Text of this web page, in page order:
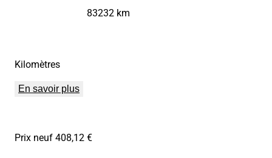
Kilomètres
83232 km
En savoir plus
Prix neuf 408,12 €